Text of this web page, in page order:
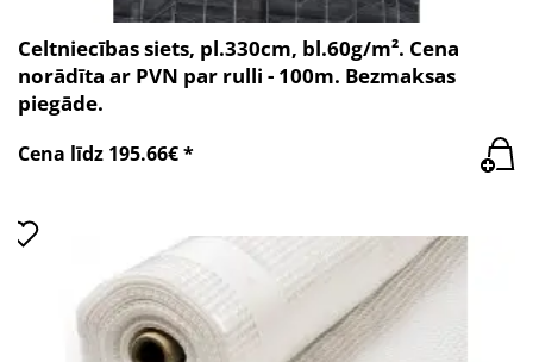
Celtniecības siets, pl.330cm, bl.60g/m². Cena
norādīta ar PVN par rulli - 100m. Bezmaksas
piegāde.
Cena līdz 195.66€ *